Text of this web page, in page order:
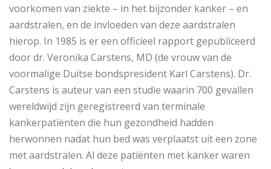
voorkomen van ziekte – in het bijzonder kanker – en
aardstralen, en de invloeden van deze aardstralen
hierop. In 1985 is er een officieel rapport gepubliceerd
door dr. Veronika Carstens, MD (de vrouw van de
voormalige Duitse bondspresident Karl Carstens). Dr.
Carstens is auteur van een studie waarin 700 gevallen
wereldwijd zijn geregistreerd van terminale
kankerpatiënten die hun gezondheid hadden
herwonnen nadat hun bed was verplaatst uit een zone
met aardstralen. Al deze patiënten met kanker waren